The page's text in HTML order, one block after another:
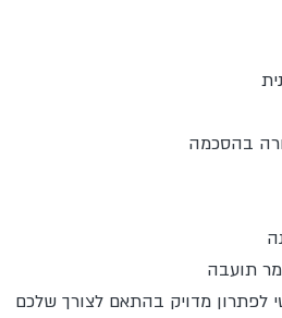
בהסכמה
תועבה
לפתרון מדויק בהתאם לצורך שלכם